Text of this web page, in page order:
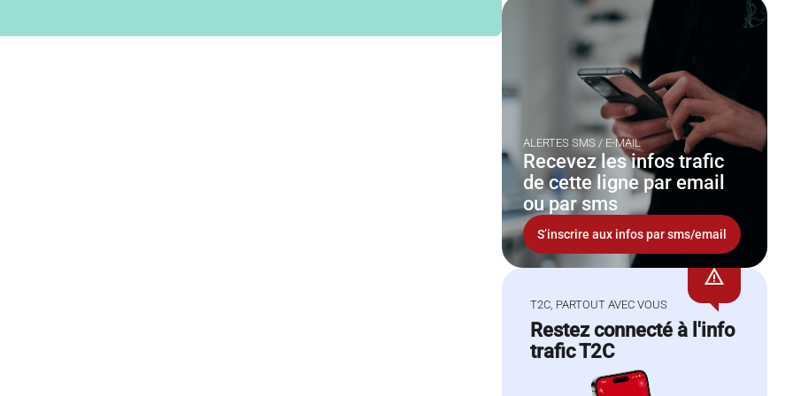
ALERTES SMS / E-MAIL
Recevez les infos trafic
de cette ligne par email
ou par sms
S’inscrire aux infos par sms/email
T2C, PARTOUT AVEC VOUS
Restez connecté à l'info
trafic T2C
warning